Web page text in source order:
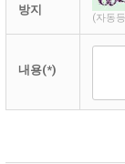
방지
(자동
내용(*)